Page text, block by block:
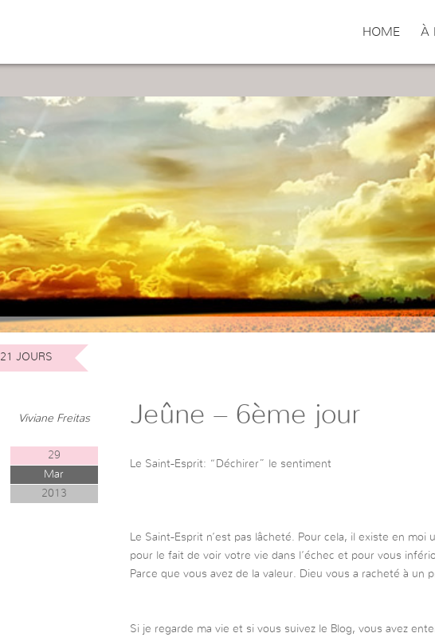
HOME À
21 JOURS
Viviane Freitas
29
Mar
2013
Jeûne – 6ème jour
Le Saint-Esprit: “Déchirer” le sentiment
Le Saint-Esprit n’est pas lâcheté. Pour cela, il existe en
pour le fait de voir votre vie dans l’échec et pour vous
Parce que vous avez de la valeur. Dieu vous a racheté à un
Si je regarde ma vie et si vous suivez le Blog, vous avez